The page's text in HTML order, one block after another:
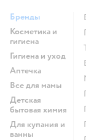
Бренды
Косметика и
гигиена
Гигиена и уход
Аптечка
Все для мамы
Детская
бытовая химия
Для купания и
ванны